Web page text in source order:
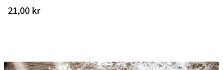
Normal pris
21,00kr